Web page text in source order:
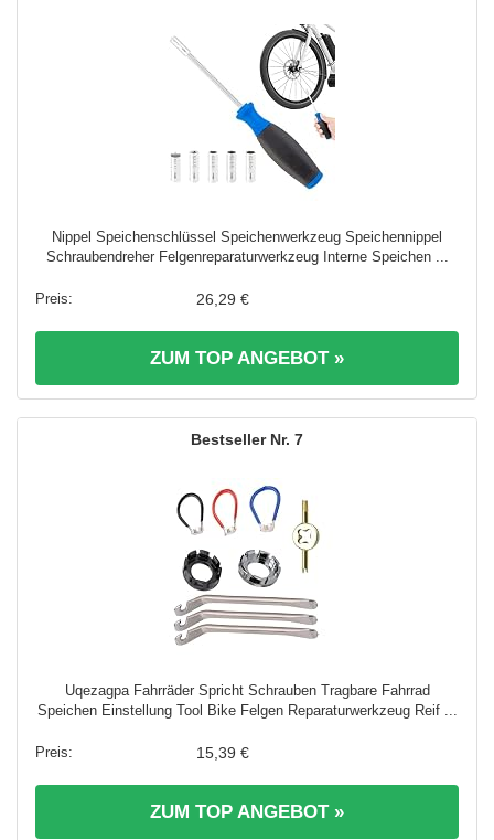
Nippel Speichenschlüssel Speichenwerkzeug Speichennippel
Schraubendreher Felgenreparaturwerkzeug Interne Speichen ...
26,29 €
ZUM TOP ANGEBOT »
7
Uqezagpa Fahrräder Spricht Schrauben Tragbare Fahrrad
Speichen Einstellung Tool Bike Felgen Reparaturwerkzeug Reif ...
15,39 €
ZUM TOP ANGEBOT »